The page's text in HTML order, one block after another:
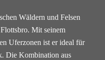
Wäldern und Felsen
Mit seinem
Uferzonen ist er ideal für
Die Kombination aus